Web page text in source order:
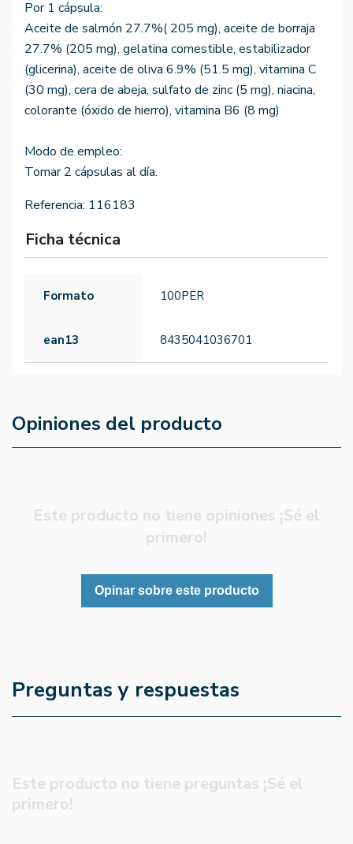
Por 1 cápsula:
Aceite de salmón 27.7%( 205 mg), aceite de borraja
27.7% (205 mg), gelatina comestible, estabilizador
(glicerina), aceite de oliva 6.9% (51.5 mg), vitamina C
(30 mg), cera de abeja, sulfato de zinc (5 mg), niacina,
colorante (óxido de hierro), vitamina B6 (8 mg)
Modo de empleo:
Tomar 2 cápsulas al día.
Referencia: 116183
Ficha técnica
Formato 100PER
ean13 8435041036701
Opiniones del producto
Este producto no tiene opiniones ¡Sé el
primero!
Opinar sobre este producto
Preguntas y respuestas
Este producto no tiene preguntas ¡Sé el
primero!